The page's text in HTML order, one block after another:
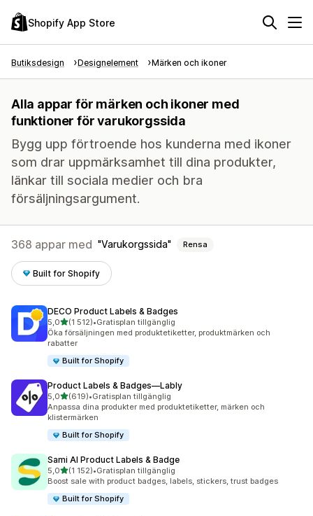
Shopify App Store
Butiksdesign Designelement Märken och ikoner
Alla appar för märken och ikoner med
funktioner för varukorgssida
Bygg upp förtroende hos kunderna med ikoner
som drar uppmärksamhet till dina produkter,
länkar till sociala medier och bra
försäljningsargument.
368 appar med Varukorgssida Rensa
Built for Shopify
DECO Product Labels & Badges
5,0av 5 stjärnor
(1 512)
1512 recensioner totalt
•Gratisplan tillgänglig
Öka försäljningen med produktetiketter, produktmärken och
rabatter
Built for Shopify
Product Labels & Badges—Lably
5,0av 5 stjärnor
(619)
619 recensioner totalt
•Gratisplan tillgänglig
Anpassa dina produkter med produktetiketter, märken och
klistermärken
Built for Shopify
Sami AI Product Labels & Badge
5,0av 5 stjärnor
(1 152)
1152 recensioner totalt
•Gratisplan tillgänglig
Boost sale with product badges, labels, stickers, trust badges
Built for Shopify